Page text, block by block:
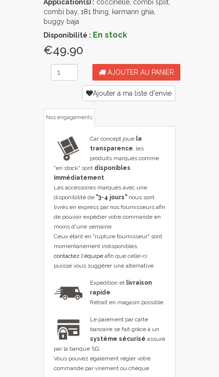
Application(s) : coccinelle, combi split,
combi bay, 181 thing, karmann ghia,
buggy baja
Disponibilité : En stock
€49.90
AJOUTER AU PANIER
Ajouter à ma liste d'envie
Nos engagements
Car concept joue la
transparence, les
produits marqués comme
"en stock" sont disponibles
immédiatement.
Les accessoires marqués avec une
disponibilité de "3-4 jours" nous sont
livrés en express par nos fournisseurs afin
de pouvoir expédier votre commande en
moins d'une semaine.
Ceux étant en "rupture fournisseur" sont
momentanément indisponibles,
contactez l'équipe afin que celle-ci
puisse vous suggérer une alternative.
Expédition et livraison
rapide.
Retrait en magasin possible.
Le paiement par carte
bancaire se fait grâce à un
système sécurisé assuré
par la banque SG.
Vous pouvez également régler votre
commande par virement ou chèque.